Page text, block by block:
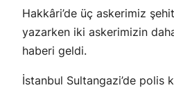
Hakkâri’de üç askerimiz
yazarken iki askerimizin
haberi geldi.
İstanbul Sultangazi’de polis